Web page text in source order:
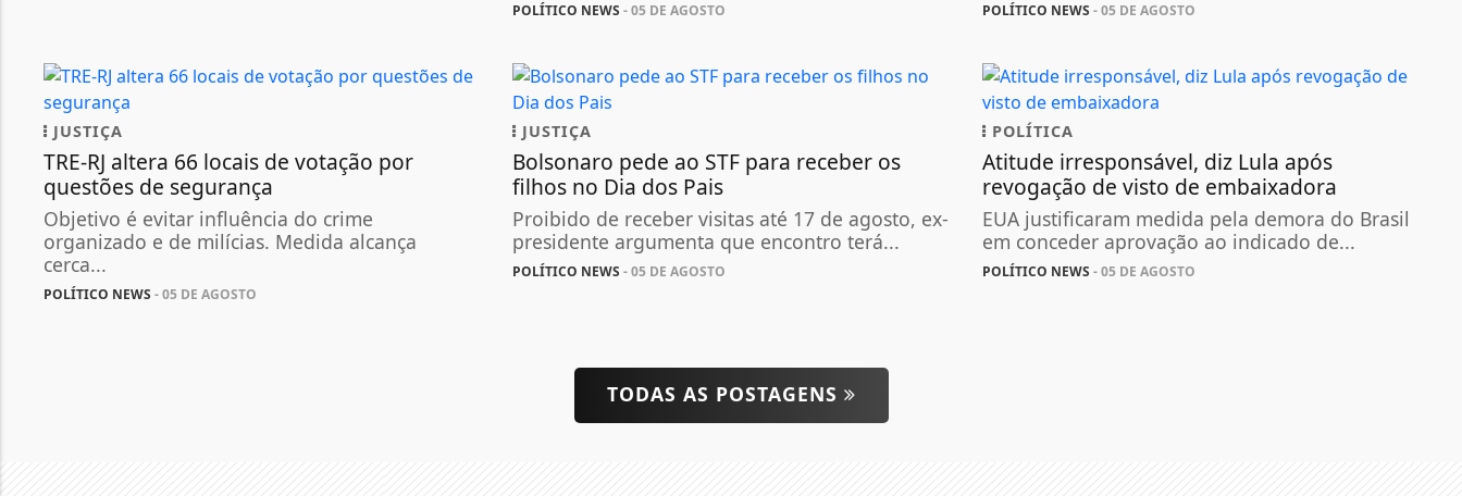
POLÍTICO NEWS - 05 DE AGOSTO POLÍTICO NEWS - 05 DE AGOSTO
JUSTIÇA
TRE-RJ altera 66 locais de votação por
questões de segurança
Objetivo é evitar influência do crime
organizado e de milícias. Medida alcança
cerca...
POLÍTICO NEWS - 05 DE AGOSTO
JUSTIÇA
Bolsonaro pede ao STF para receber os
filhos no Dia dos Pais
Proibido de receber visitas até 17 de agosto, ex-
presidente argumenta que encontro terá...
POLÍTICO NEWS - 05 DE AGOSTO
POLÍTICA
Atitude irresponsável, diz Lula após
revogação de visto de embaixadora
EUA justificaram medida pela demora do Brasil
em conceder aprovação ao indicado de...
POLÍTICO NEWS - 05 DE AGOSTO
TODAS AS POSTAGENS